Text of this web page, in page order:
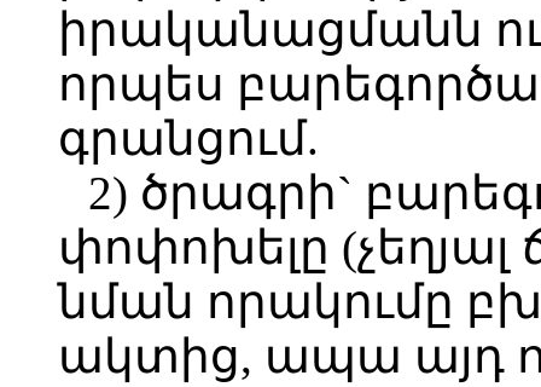
իրականացմանն
որպես
գրանցում.
2) ծրագրի`
փոփոխելը (չեղյալ
նման որակումը
ակտից, ապա այդ